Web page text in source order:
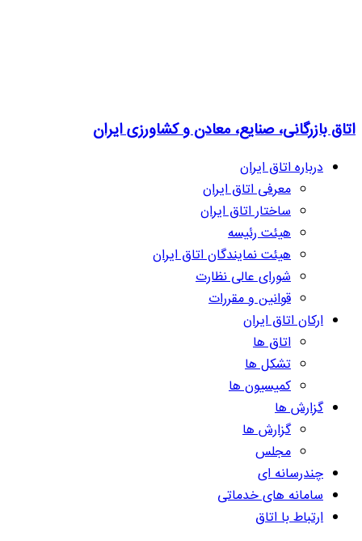
اتاق بازرگانی، صنایع، معادن و کشاورزی ایران
درباره اتاق ایران
معرفی اتاق ایران
ساختار اتاق ایران
هیئت رئیسه
هیئت نمایندگان اتاق ایران
شورای عالی نظارت
قوانین و مقررات
ارکان اتاق ایران
اتاق ها
تشکل ها
کمیسیون ها
گزارش ها
گزارش ها
مجلس
چندرسانه ای
سامانه های خدماتی
ارتباط با اتاق